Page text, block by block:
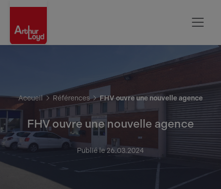
Accueil Références FHV ouvre une nouvelle agence
FHV ouvre une nouvelle agence
Publié le 26.03.2024